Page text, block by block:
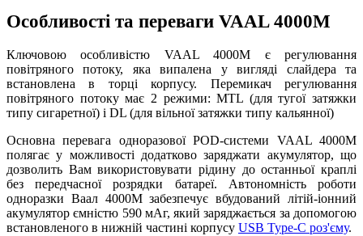
Особливості та переваги VAAL 4000M
Ключовою особливістю VAAL 4000M є регулювання
повітряного потоку, яка випалена у вигляді слайдера та
встановлена в торці корпусу. Перемикач регулювання
повітряного потоку має 2 режими: MTL (для тугої затяжки
типу сигаретної) і DL (для вільної затяжки типу кальянної)
Основна перевага одноразової POD-системи VAAL 4000M
полягає у можливості додатково заряджати акумулятор, що
дозволить Вам використовувати рідину до останньої краплі
без передчасної розрядки батареї. Автономність роботи
одноразки Ваал 4000М забезпечує вбудований літій-іонний
акумулятор ємністю 590 мАг, який заряджається за допомогою
встановленого в нижній частині корпусу USB Type-C роз'єму.